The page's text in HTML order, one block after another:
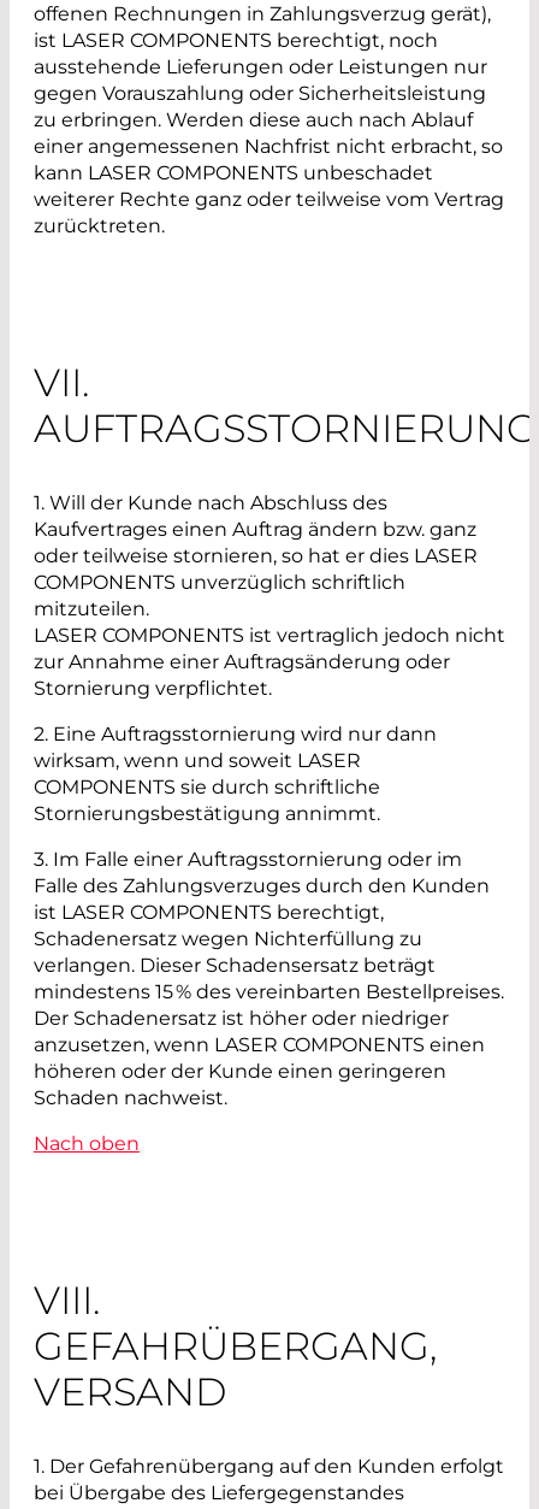
offenen Rechnungen in Zahlungsverzug gerät),
ist LASER COMPONENTS berechtigt, noch
ausstehende Lieferungen oder Leistungen nur
gegen Vorauszahlung oder Sicherheitsleistung
zu erbringen. Werden diese auch nach Ablauf
einer angemessenen Nachfrist nicht erbracht, so
kann LASER COMPONENTS unbeschadet
weiterer Rechte ganz oder teilweise vom Vertrag
zurücktreten.
VII.
AUFTRAGSSTORNIERUNG
1. Will der Kunde nach Abschluss des
Kaufvertrages einen Auftrag ändern bzw. ganz
oder teilweise stornieren, so hat er dies LASER
COMPONENTS unverzüglich schriftlich
mitzuteilen.
LASER COMPONENTS ist vertraglich jedoch nicht
zur Annahme einer Auftragsänderung oder
Stornierung verpflichtet.
2. Eine Auftragsstornierung wird nur dann
wirksam, wenn und soweit LASER
COMPONENTS sie durch schriftliche
Stornierungsbestätigung annimmt.
3. Im Falle einer Auftragsstornierung oder im
Falle des Zahlungsverzuges durch den Kunden
ist LASER COMPONENTS berechtigt,
Schadenersatz wegen Nichterfüllung zu
verlangen. Dieser Schadensersatz beträgt
mindestens 15 % des vereinbarten Bestellpreises.
Der Schadenersatz ist höher oder niedriger
anzusetzen, wenn LASER COMPONENTS einen
höheren oder der Kunde einen geringeren
Schaden nachweist.
Nach oben
VIII.
GEFAHRÜBERGANG,
VERSAND
1. Der Gefahrenübergang auf den Kunden erfolgt
bei Übergabe des Liefergegenstandes